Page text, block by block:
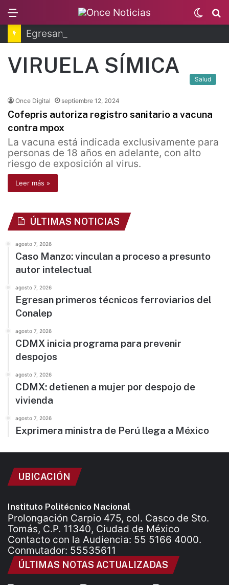
Switch
skin
VIRUELA SÍMICA
Salud
Once Digital septiembre 12, 2024
Cofepris autoriza registro sanitario a vacuna
contra mpox
La vacuna está indicada exclusivamente para
personas de 18 años en adelante, con alto
riesgo de exposición al virus.
Leer más »
ÚLTIMAS NOTICIAS
agosto 7, 2026
Caso Manzo: vinculan a proceso a presunto
autor intelectual
agosto 7, 2026
Egresan primeros técnicos ferroviarios del
Conalep
agosto 7, 2026
CDMX inicia programa para prevenir
despojos
agosto 7, 2026
CDMX: detienen a mujer por despojo de
vivienda
agosto 7, 2026
Exprimera ministra de Perú llega a México
UBICACIÓN
Instituto Politécnico Nacional
Prolongación Carpio 475, col. Casco de Sto.
Tomás, C.P. 11340, Ciudad de México
Contacto con la Audiencia: 55 5166 4000.
Conmutador: 55535611
ÚLTIMAS NOTAS ACTUALIZADAS